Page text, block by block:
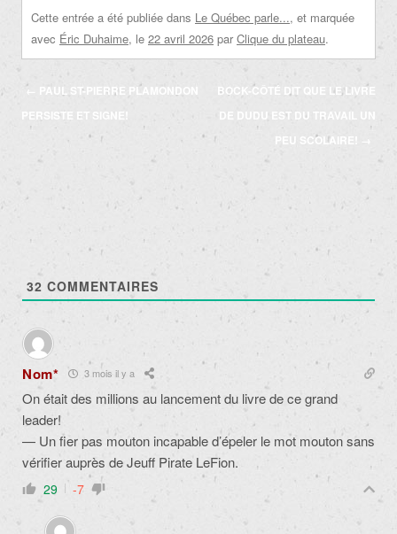
Cette entrée a été publiée dans Le Québec parle..., et marquée
avec Éric Duhaime, le 22 avril 2026 par Clique du plateau.
Navigation
des
←
PAUL ST-PIERRE PLAMONDON
PERSISTE ET SIGNE!
BOCK-CÔTÉ DIT QUE LE LIVRE
DE DUDU EST DU TRAVAIL UN
PEU SCOLAIRE!
→
32 COMMENTAIRES
Nom* 3 mois il y a
On était des millions au lancement du livre de ce grand
leader!
— Un fier pas mouton incapable d’épeler le mot mouton sans
vérifier auprès de Jeuff Pirate LeFion.
29 -7